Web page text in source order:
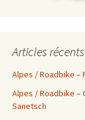
Articles récents
Alpes / Roadbike –
Alpes / Roadbike –
Sanetsch